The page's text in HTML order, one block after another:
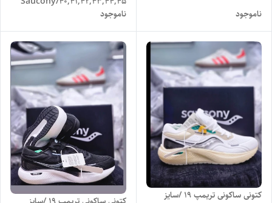
ناموجود
Triumph 19
ناموجود
کتونی ساکونی تریمپ 19 /سایز